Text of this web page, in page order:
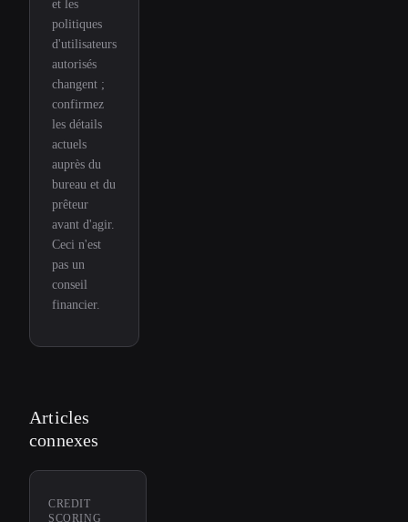
et les
politiques
d'utilisateurs
autorisés
changent ;
confirmez
les détails
actuels
auprès du
bureau et du
prêteur
avant d'agir.
Ceci n'est
pas un
conseil
financier.
Articles
connexes
CREDIT
SCORING